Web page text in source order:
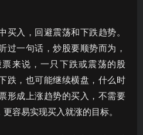
买入，回避震荡和下跌趋势。
过一句话，炒股要顺势而为，
来说，一只下跌或震荡的股
跌，也可能继续横盘，什么时
形成上涨趋势的买入，不需要
容易实现买入就涨的目标。